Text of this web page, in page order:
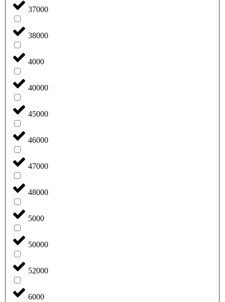
37000
38000
4000
40000
45000
46000
47000
48000
5000
50000
52000
6000